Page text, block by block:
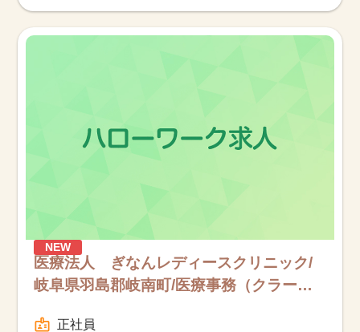
NEW
医療法人 ぎなんレディースクリニック/
岐阜県羽島郡岐南町/医療事務（クラー
正社員